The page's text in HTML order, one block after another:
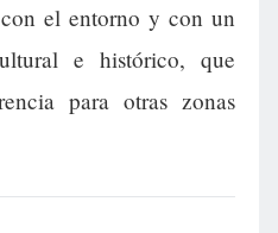
con el entorno y con un
e histórico, que
para otras zonas